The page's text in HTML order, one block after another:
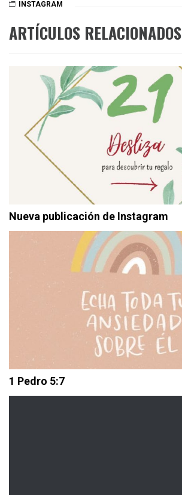
INSTAGRAM
ARTÍCULOS RELACIONADOS
Nueva publicación de Instagram
1 Pedro 5:7